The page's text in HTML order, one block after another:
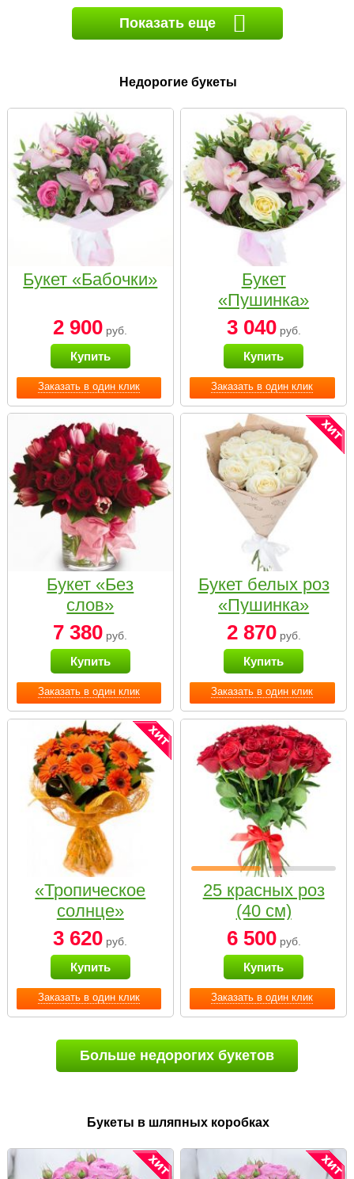
Показать еще
Недорогие букеты
Заказать в один клик
Букет «Бабочки»
2 900 руб.
Купить
Заказать в один клик
Букет
«Пушинка»
3 040руб.
Купить
Заказать в один клик
Букет «Без
слов»
7 380 руб.
Купить
Заказать в один клик
Букет белых роз
«Пушинка»
2 870руб.
Купить
Заказать в один клик
«Тропическое
солнце»
3 620 руб.
Купить
Заказать в один клик
25 красных роз
(40 см)
6 500руб.
Купить
Больше недорогих букетов
Букеты в шляпных коробках